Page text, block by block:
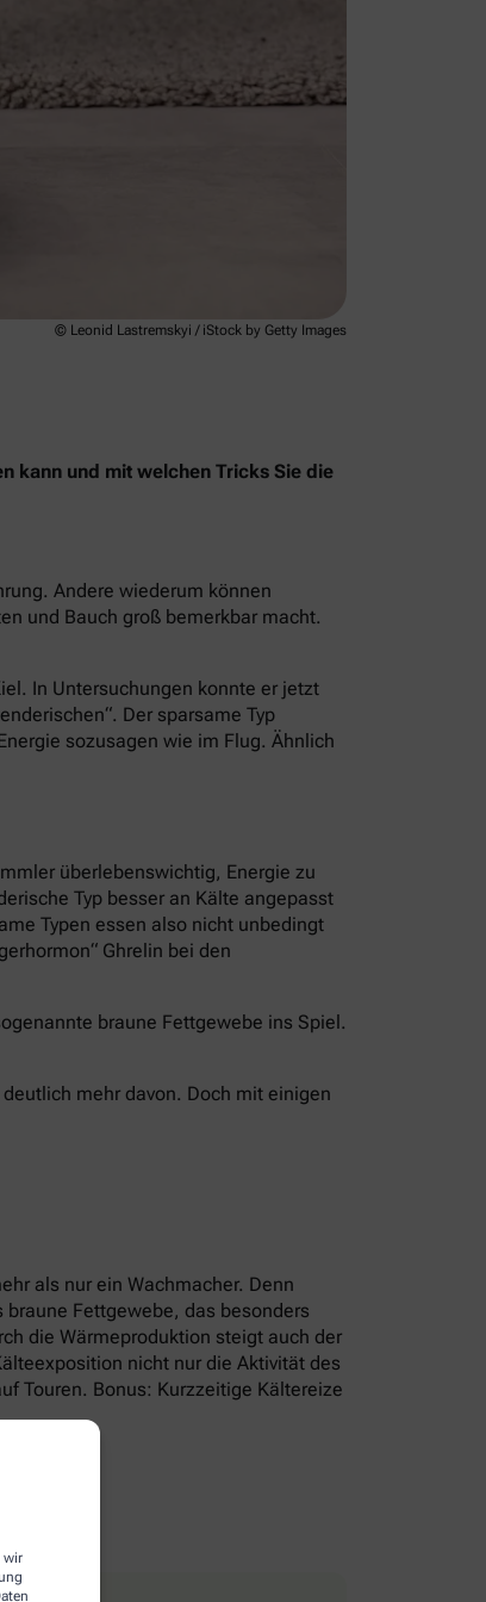
wir
© Leonid Lastremskyi / iStock by Getty Images
kann und mit welchen Tricks Sie die
Andere wiederum können
und Bauch groß bemerkbar macht.
In Untersuchungen konnte er jetzt
Der sparsame Typ
sozusagen wie im Flug. Ähnlich
überlebenswichtig, Energie zu
Typ besser an Kälte angepasst
Typen essen also nicht unbedingt
Ghrelin bei den
braune Fettgewebe ins Spiel.
mehr davon. Doch mit einigen
als nur ein Wachmacher. Denn
Fettgewebe, das besonders
die Wärmeproduktion steigt auch der
nicht nur die Aktivität des
Touren. Bonus: Kurzzeitige Kältereize